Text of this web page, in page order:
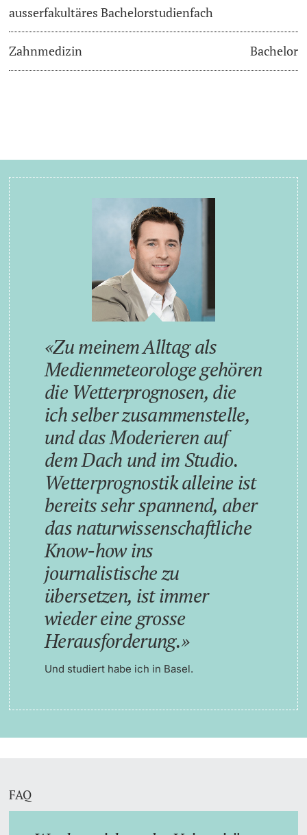
ausserfakultäres Bachelorstudienfach
Zahnmedizin Bachelor
Zu meinem Alltag als
Medienmeteorologe gehören
die Wetterprognosen, die
ich selber zusammenstelle,
und das Moderieren auf
dem Dach und im Studio.
Wetterprognostik alleine ist
bereits sehr spannend, aber
das naturwissenschaftliche
Know-how ins
journalistische zu
übersetzen, ist immer
wieder eine grosse
Herausforderung.
Und studiert habe ich in Basel.
FAQ